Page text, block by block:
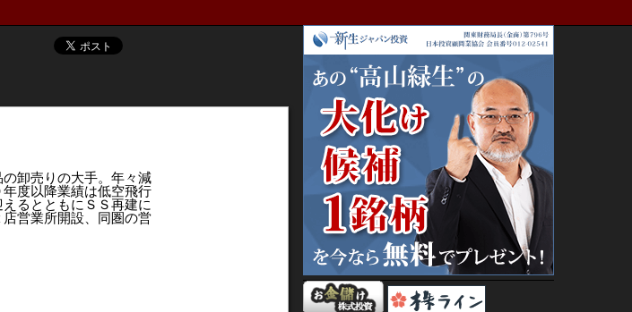
卸売りの大手。年々減
度以降業績は低空飛行
るとともにＳＳ再建に
営業所開設、同圏の営